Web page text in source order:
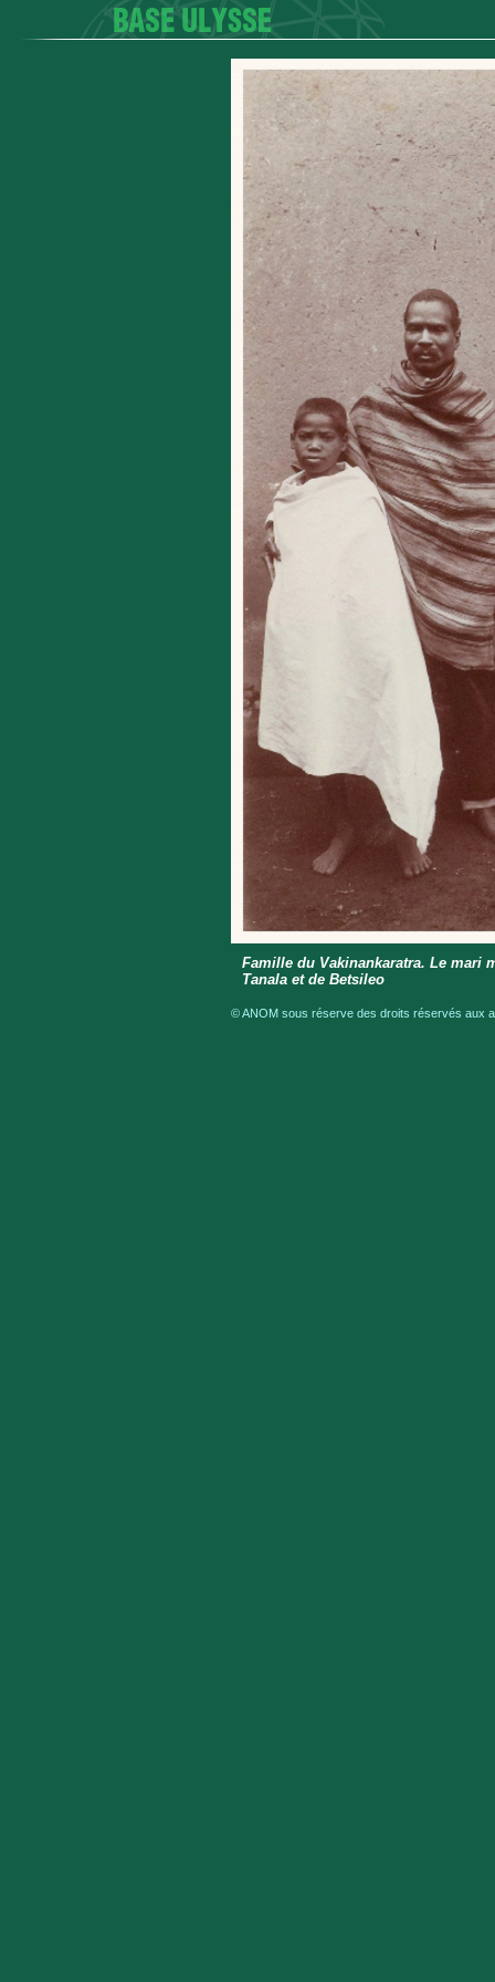
Famille du Vakinankaratra. Le mari
Tanala et de Betsileo
© ANOM sous réserve des droits réservés aux